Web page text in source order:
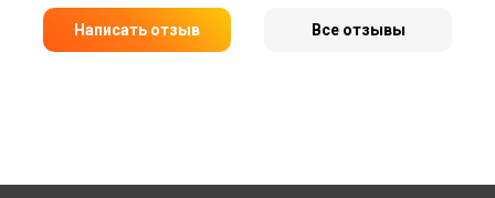
Написать отзыв Все отзывы